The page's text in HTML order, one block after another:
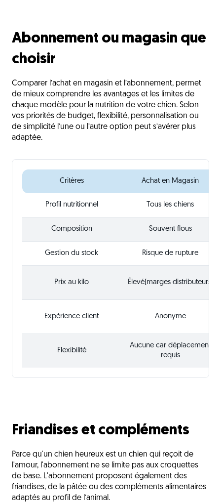
Abonnement ou magasin que
choisir
Comparer l’achat en magasin et l’abonnement, permet
de mieux comprendre les avantages et les limites de
chaque modèle pour la nutrition de votre chien. Selon
vos priorités de budget, flexibilité, personnalisation ou
de simplicité l’une ou l’autre option peut s’avérer plus
adaptée.
Critères Achat en Magasin
Profil nutritionnel Tous les chiens
Composition Souvent flous
Gestion du stock Risque de rupture
Prix au kilo Élevé(marges distributeurs)
Expérience client Anonyme
Flexibilité
Aucune car déplacement
requis
Friandises et compléments
Parce qu'un chien heureux est un chien qui reçoit de
l'amour, l'abonnement ne se limite pas aux croquettes
de base. L'abonnement proposent également des
friandises, de la pâtée ou des compléments alimentaires
adaptés au profil de l’animal.